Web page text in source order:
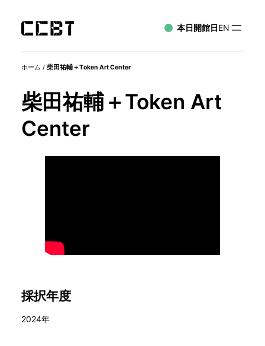
本日開館日EN
ホーム / 柴田祐輔＋Token Art Center
柴田祐輔＋Token Art
Center
採択年度
2024年